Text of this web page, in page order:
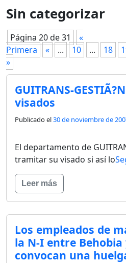
Sin categorizar
Página 20 de 31
«
Primera
« ... 10 ... 18
»
GUITRANS-
visados
Publicado el30 de noviembre de
El departamento de
tramitar su visado si así lo
Leer más
Los empleados de
la N-I entre
convocan una